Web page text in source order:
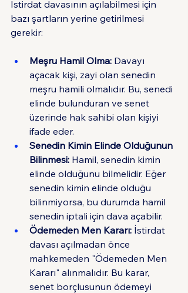
İstirdat davasının açılabilmesi için
bazı şartların yerine getirilmesi
gerekir:
Meşru Hamil Olma: Davayı
açacak kişi, zayi olan senedin
meşru hamili olmalıdır. Bu, senedi
elinde bulunduran ve senet
üzerinde hak sahibi olan kişiyi
ifade eder.
Senedin Kimin Elinde Olduğunun
Bilinmesi: Hamil, senedin kimin
elinde olduğunu bilmelidir. Eğer
senedin kimin elinde olduğu
bilinmiyorsa, bu durumda hamil
senedin iptali için dava açabilir.
Ödemeden Men Kararı: İstirdat
davası açılmadan önce
mahkemeden "Ödemeden Men
Kararı" alınmalıdır. Bu karar,
senet borçlusunun ödemeyi